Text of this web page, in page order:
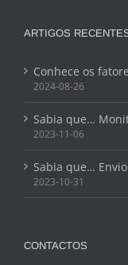
ARTIGOS
Conhece os
2024-08-26
Sabia que…
2023-11-06
Sabia que…
2023-10-31
CONTACTOS